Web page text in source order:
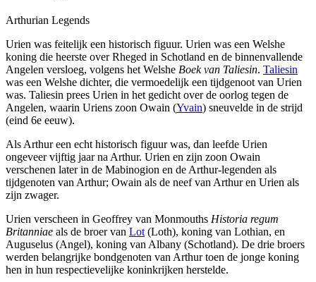
Arthurian Legends
Urien was feitelijk een historisch figuur. Urien was een Welshe
koning die heerste over Rheged in Schotland en de binnenvallende
Angelen versloeg, volgens het Welshe Boek van Taliesin. Taliesin
was een Welshe dichter, die vermoedelijk een tijdgenoot van Urien
was. Taliesin prees Urien in het gedicht over de oorlog tegen de
Angelen, waarin Uriens zoon Owain (Yvain) sneuvelde in de strijd
(eind 6e eeuw).
Als Arthur een echt historisch figuur was, dan leefde Urien
ongeveer vijftig jaar na Arthur. Urien en zijn zoon Owain
verschenen later in de Mabinogion en de Arthur-legenden als
tijdgenoten van Arthur; Owain als de neef van Arthur en Urien als
zijn zwager.
Urien verscheen in Geoffrey van Monmouths Historia regum
Britanniae als de broer van Lot (Loth), koning van Lothian, en
Auguselus (Angel), koning van Albany (Schotland). De drie broers
werden belangrijke bondgenoten van Arthur toen de jonge koning
hen in hun respectievelijke koninkrijken herstelde.